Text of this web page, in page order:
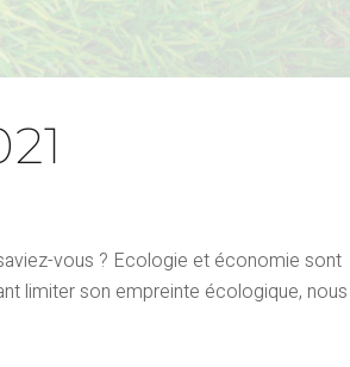
vous ? Ecologie et économie sont
limiter son empreinte écologique, nous